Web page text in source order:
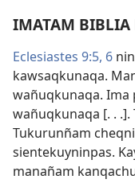
IMATAM
Eclesiastes 9:5, 6
kawsaqkunaqa.
wañuqkunaqa. Ima
wañuqkunaqa [. .
Tukurunñam
sientekuyninpas.
manañam